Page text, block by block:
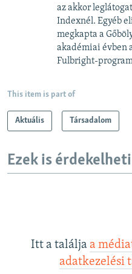
az akkor
Indexnél. Egyéb
megkapta a
akadémiai évben
Fulbright-
This item is part of
Aktuális Társadalom
Ezek is
Itt a találja a
adatkezelési